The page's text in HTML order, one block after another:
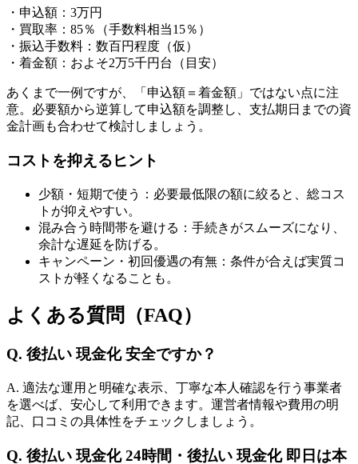
・申込額：3万円
・買取率：85％（手数料相当15％）
・振込手数料：数百円程度（仮）
・着金額：およそ2万5千円台（目安）
あくまで一例ですが、「申込額＝着金額」ではない点に注
意。必要額から逆算して申込額を調整し、支払期日までの資
金計画も合わせて検討しましょう。
コストを抑えるヒント
少額・短期で使う：必要最低限の額に絞ると、総コス
トが抑えやすい。
混み合う時間帯を避ける：手続きがスムーズになり、
余計な遅延を防げる。
キャンペーン・初回優遇の有無：条件が合えば実質コ
ストが軽くなることも。
よくある質問（FAQ）
Q. 後払い 現金化 安全ですか？
A. 適法な運用と明確な表示、丁寧な本人確認を行う事業者
を選べば、安心して利用できます。運営者情報や費用の明
記、口コミの具体性をチェックしましょう。
Q. 後払い 現金化 24時間・後払い 現金化 即日は本